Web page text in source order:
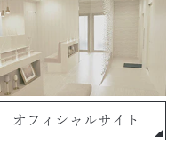
オフィシャルサイト